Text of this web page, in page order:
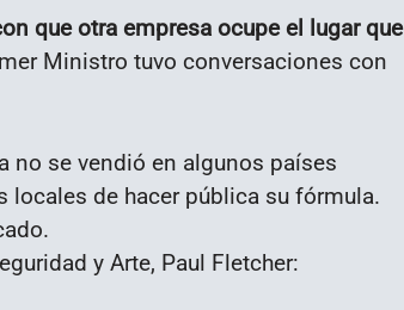
que otra empresa ocupe el lugar que
Ministro tuvo conversaciones con
no se vendió en algunos países
locales de hacer pública su fórmula.
y Arte, Paul Fletcher: